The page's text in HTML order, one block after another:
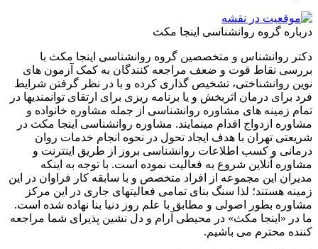
گروه روانشناسی اینجا مکث
روانشناس و متخصصین گروه روانشناسی اینجا مکث با
نقاط قوت و ضعف مراجعه کنندگان به کمک آزمون های
روانشناختی، تشخیص گذاری کرده و با در نظر گرفتن شرایط
درمان اثربخش و یا برنامه ریزی برای ارتقای توانمندیها در
زمینه های مشاوره روانشناسی از جمله مشاوره خانواده و
ازدواج اقدام مینمایند. مشاوره روانشناسی اینجا مکث در
تهران با هدف ایجاد تحول در نحوه انجام خدمات روان
و کسب اطلاعات روانشناسی بروز از طریق اینترنت و
آنلاین شروع به فعالیت نموده است. با توجه به اینکه
این مجموعه از افراد متخصص و با سابقه کار فراوان در این
هستند؛ لذا سنگ بنای تمامی فعالیتهای جاری در این مرکز
بطور اصولی و مطابق با علم روز دنیا بنا نهاده شده است.
«اینجا مکث» در محیطی آرام و دل نشین پذیرای شما مراجعه
محترم می باشیم.